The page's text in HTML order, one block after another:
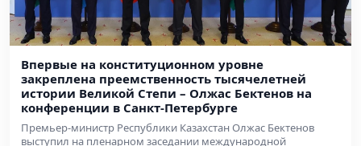
Впервые на конституционном уровне
закреплена преемственность тысячелетней
истории Великой Степи – Олжас Бектенов на
конференции в Санкт-Петербурге
Премьер-министр Республики Казахстан Олжас Бектенов
выступил на пленарном заседании международной